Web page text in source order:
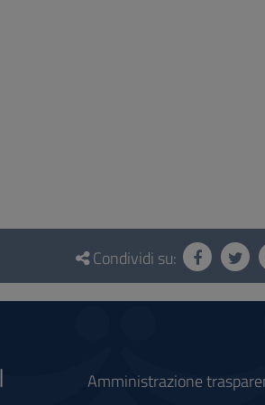
Condividi su:
Amministrazione